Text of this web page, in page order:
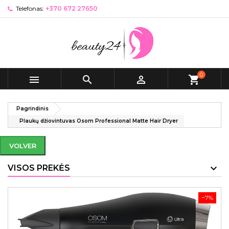
Telefonas: +370 672 27650
   shopping_cart0
Pagrindinis
Plaukų džiovintuvas Osom Professional Matte Hair Dryer
VOLVER
VISOS PREKĖS
−7%